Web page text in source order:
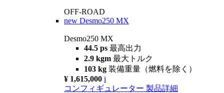
OFF-ROAD
new Desmo250 MX
Desmo250 MX
44.5 ps 最高出力
2.9 kgm 最大トルク
103 kg 装備重量（燃料を除く）
¥ 1,615,000 i
コンフィギュレーター 製品詳細